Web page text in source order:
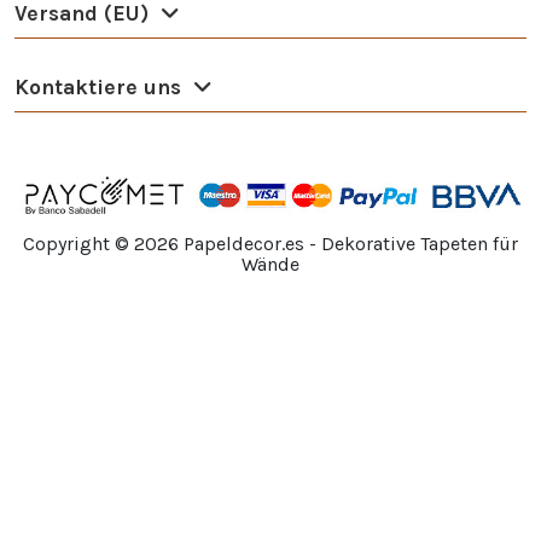
Versand (EU)
Kontaktiere uns
Copyright © 2026 Papeldecor.es - Dekorative Tapeten für
Wände